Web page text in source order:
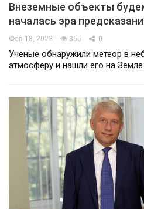
Внеземные объекты
началась эра
Фев 18, 2023 355 0
Ученые обнаружили метеор в
атмосферу и нашли его на